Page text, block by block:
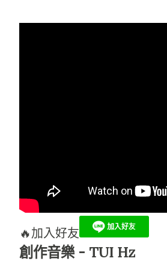
🔥加入好友
創作音樂 - TUI Hz